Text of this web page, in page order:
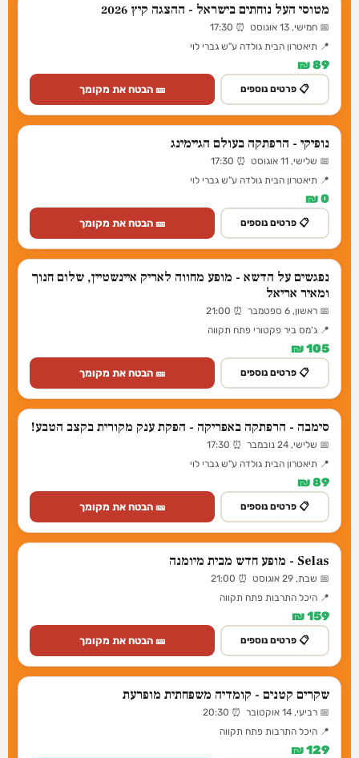
מטוסי העל נוחתים בישראל - ההצגה קיץ 2026
📅 חמישי, 13 אוגוסט ⏰ 17:30
📍 תיאטרון הבית גולדה ע"ש גברי לוי
89 ₪
📋 פרטים נוספים 🎫 הבטח את מקומך
נופיקי - הרפתקה בעולם הגיימינג
📅 שלישי, 11 אוגוסט ⏰ 17:30
📍 תיאטרון הבית גולדה ע"ש גברי לוי
0 ₪
📋 פרטים נוספים 🎫 הבטח את מקומך
נפגשים על הדשא - מופע מחווה לאריק איינשטיין, שלום חנוך
ומאיר אריאל
📅 ראשון, 6 ספטמבר ⏰ 21:00
📍 ג'מס ביר פקטורי פתח תקווה
105 ₪
📋 פרטים נוספים 🎫 הבטח את מקומך
סימבה - הרפתקה באפריקה - הפקת ענק מקורית בקצב הטבע!
📅 שלישי, 24 נובמבר ⏰ 17:30
📍 תיאטרון הבית גולדה ע"ש גברי לוי
89 ₪
📋 פרטים נוספים 🎫 הבטח את מקומך
Selas - מופע חדש מבית מיומנה
📅 שבת, 29 אוגוסט ⏰ 21:00
📍 היכל התרבות פתח תקווה
159 ₪
📋 פרטים נוספים 🎫 הבטח את מקומך
שקרים קטנים - קומדיה משפחתית מופרעת
📅 רביעי, 14 אוקטובר ⏰ 20:30
📍 היכל התרבות פתח תקווה
129 ₪